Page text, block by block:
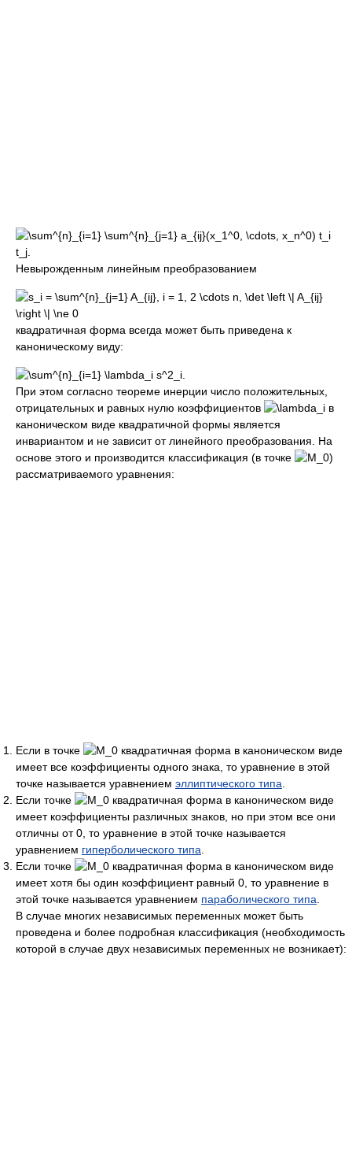
Невырожденным линейным преобразованием
квадратичная форма всегда может быть приведена к
каноническому виду:
При этом согласно теореме инерции число положительных,
отрицательных и равных нулю коэффициентов
в
каноническом виде квадратичной формы является
инвариантом и не зависит от линейного преобразования. На
основе этого и производится классификация (в точке
)
рассматриваемого уравнения:
Если в точке
квадратичная форма в каноническом виде
имеет все коэффициенты одного знака, то уравнение в этой
точке называется уравнением эллиптического типа
Если точке
квадратичная форма в каноническом виде
имеет коэффициенты различных знаков, но при этом все они
отличны от 0, то уравнение в этой точке называется
уравнением гиперболического типа
Если точке
квадратичная форма в каноническом виде
имеет хотя бы один коэффициент равный 0, то уравнение в
этой точке называется уравнением параболического типа
В случае многих независимых переменных может быть
проведена и более подробная классификация (необходимость
которой в случае двух независимых переменных не возникает):